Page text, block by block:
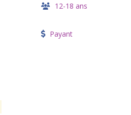
12-18 ans
Payant